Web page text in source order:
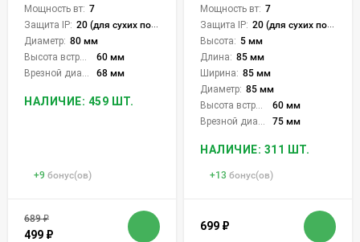
Мощность вт: 7
Защита IP: 20 (для сухих пом.)
Диаметр: 80 мм
60 мм
68 мм
НАЛИЧИЕ: 459 ШТ.
+9 бонус(ов)
689₽
499 ₽
Мощность вт: 7
Защита IP: 20 (для сухих пом.)
Высота: 5 мм
Длина: 85 мм
Ширина: 85 мм
Диаметр: 85 мм
60 мм
75 мм
НАЛИЧИЕ: 311 ШТ.
+13 бонус(ов)
699 ₽